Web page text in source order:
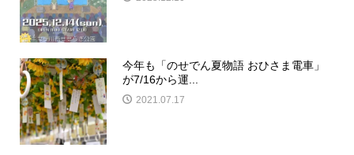
今年も「のせでん夏物語 おひさま電車」
が7/16から運...
2021.07.17